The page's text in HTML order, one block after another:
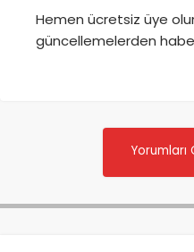
Hemen ücretsiz üye
güncellemelerden